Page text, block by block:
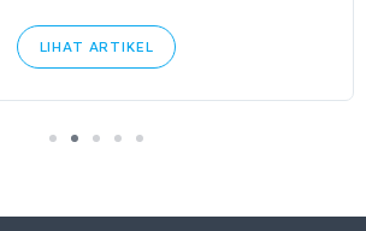
LIHAT ARTIKEL